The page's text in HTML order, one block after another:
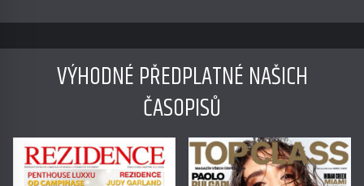
VÝHODNÉ PŘEDPLATNÉ NAŠICH
ČASOPISŮ